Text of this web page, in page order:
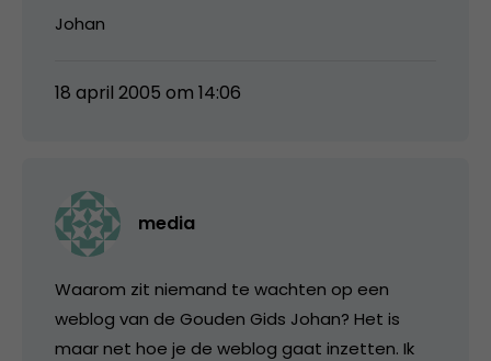
Johan
18 april 2005 om 14:06
media
Waarom zit niemand te wachten op een
weblog van de Gouden Gids Johan? Het is
maar net hoe je de weblog gaat inzetten. Ik